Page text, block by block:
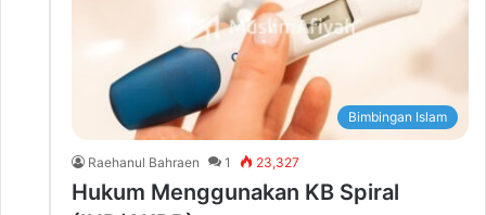
Bimbingan Islam
Raehanul Bahraen 1 23,327
Hukum Menggunakan KB Spiral